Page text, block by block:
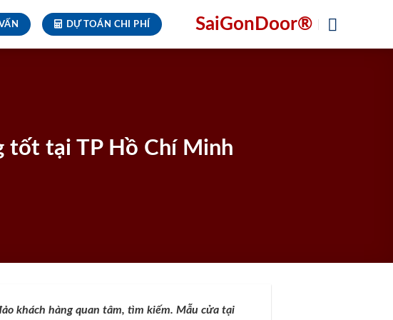
DỰ TOÁN CHI PHÍ SaiGonDoor®
tốt tại TP Hồ Chí Minh
khách hàng quan tâm, tìm kiếm. Mẫu cửa tại